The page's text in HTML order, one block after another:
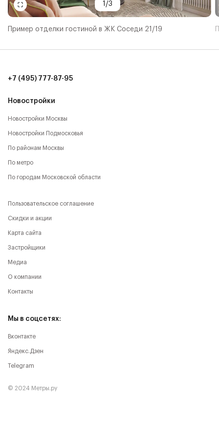
Пример отделки гостиной в ЖК Соседи 21/19
1 /3
Новостройки
Новостройки Москвы
Новостройки Подмосковья
По районам Москвы
По метро
По городам Московской области
+7 (495) 777-87-95
Пользовательское соглашение
Скидки и акции
Карта сайта
Застройщики
Медиа
О компании
Контакты
Мы в соцсетях:
Вконтакте
Яндекс.Дзен
Telegram
© 2024 Метры.ру